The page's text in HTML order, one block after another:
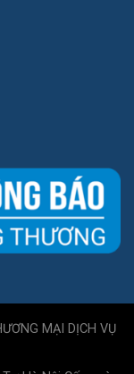
MẠI DỊCH VỤ